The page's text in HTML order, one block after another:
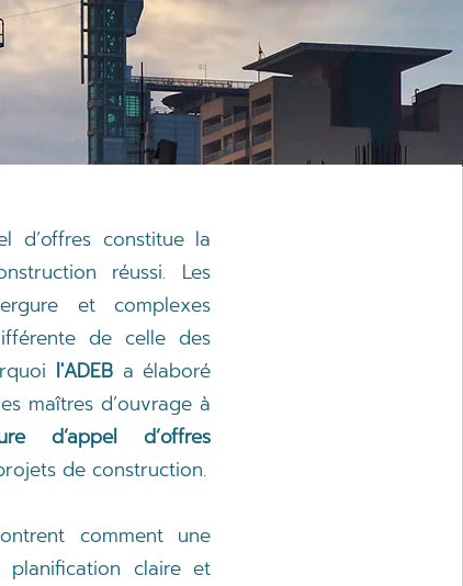
d’offres constitue la
réussi. Les
et complexes
de celle des
l'ADEB a élaboré
maîtres d’ouvrage à
d’appel d’offres
de construction.
comment une
planification claire et